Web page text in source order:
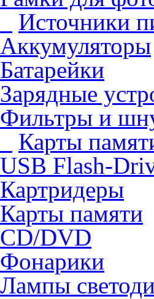
Источники
Аккумуляторы
Батарейки
Зарядные
Фильтры и
Карты
USB Flash-
Картридеры
Карты памяти
CD/DVD
Фонарики
Лампы